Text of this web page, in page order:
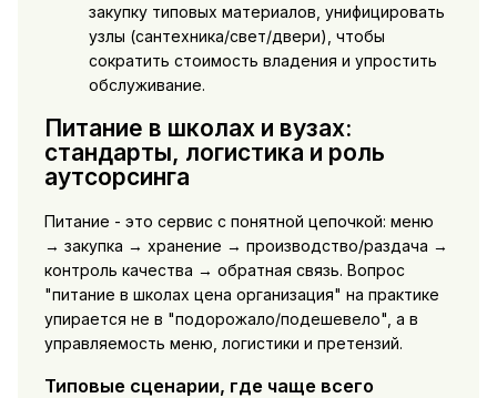
закупку типовых материалов, унифицировать
узлы (сантехника/свет/двери), чтобы
сократить стоимость владения и упростить
обслуживание.
Питание в школах и вузах:
стандарты, логистика и роль
аутсорсинга
Питание - это сервис с понятной цепочкой: меню
→ закупка → хранение → производство/раздача →
контроль качества → обратная связь. Вопрос
"питание в школах цена организация" на практике
упирается не в "подорожало/подешевело", а в
управляемость меню, логистики и претензий.
Типовые сценарии, где чаще всего